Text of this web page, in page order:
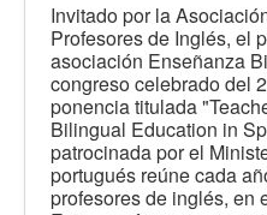
Invitado por la
Profesores de Inglés, el
asociación Enseñanza
congreso celebrado del
ponencia titulada
Bilingual Education in
patrocinada por el
portugués reúne cada
profesores de inglés, en